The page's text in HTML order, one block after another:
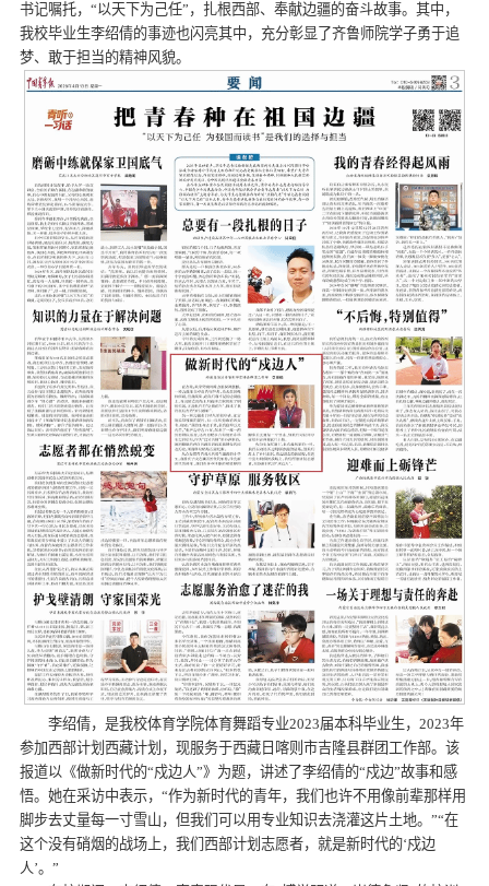
书记嘱托，“以天下为己任”，扎根西部、奉献边疆的奋斗故事。其中，
我校毕业生李绍倩的事迹也闪亮其中，充分彰显了齐鲁师院学子勇于追
梦、敢于担当的精神风貌。
李绍倩，是我校体育学院体育舞蹈专业2023届本科毕业生，2023年
参加西部计划西藏计划，现服务于西藏日喀则市吉隆县群团工作部。该
报道以《做新时代的“戍边人”》为题，讲述了李绍倩的“戍边”故事和感
悟。她在采访中表示，“作为新时代的青年，我们也许不用像前辈那样用
脚步去丈量每一寸雪山，但我们可以用专业知识去浇灌这片土地。”“在
这个没有硝烟的战场上，我们西部计划志愿者，就是新时代的‘戍边
人’。”